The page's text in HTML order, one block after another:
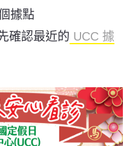
據點
確認最近的 UCC 據